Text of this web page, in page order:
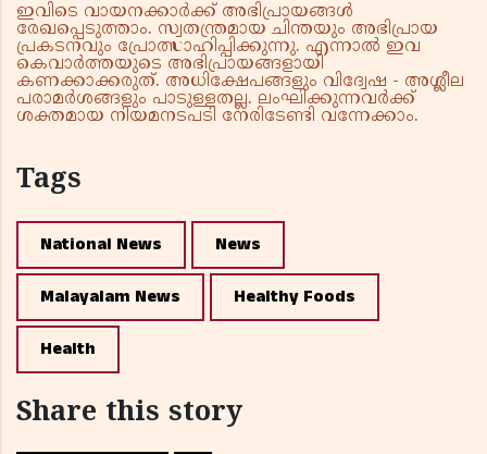
ഇവിടെ വായനക്കാർക്ക് അഭിപ്രായങ്ങൾ
രേഖപ്പെടുത്താം. സ്വതന്ത്രമായ ചിന്തയും അഭിപ്രായ
പ്രകടനവും പ്രോത്സാഹിപ്പിക്കുന്നു. എന്നാൽ ഇവ
കെവാർത്തയുടെ അഭിപ്രായങ്ങളായി
കണക്കാക്കരുത്. അധിക്ഷേപങ്ങളും വിദ്വേഷ - അശ്ലീല
പരാമർശങ്ങളും പാടുള്ളതല്ല. ലംഘിക്കുന്നവർക്ക്
ശക്തമായ നിയമനടപടി നേരിടേണ്ടി വന്നേക്കാം.
Tags
National News News
Malayalam News Healthy Foods
Health
Share this story